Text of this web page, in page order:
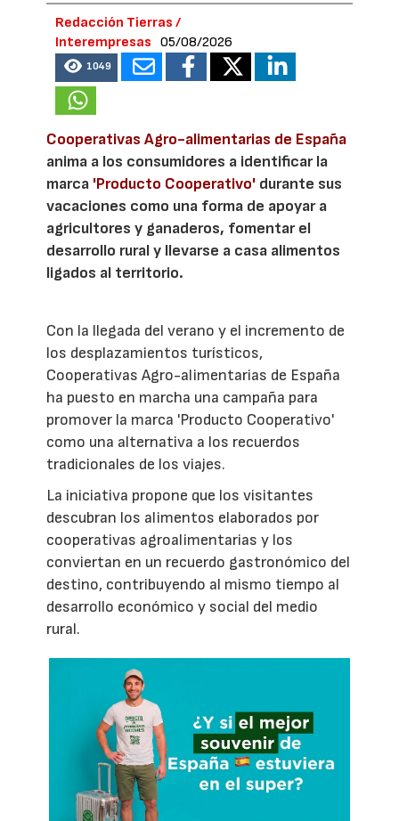
Redacción Tierras /
Interempresas
05/08/2026
1049
Cooperativas Agro-alimentarias de España
anima a los consumidores a identificar la
marca 'Producto Cooperativo' durante sus
vacaciones como una forma de apoyar a
agricultores y ganaderos, fomentar el
desarrollo rural y llevarse a casa alimentos
ligados al territorio.
Con la llegada del verano y el incremento de
los desplazamientos turísticos,
Cooperativas Agro-alimentarias de España
ha puesto en marcha una campaña para
promover la marca 'Producto Cooperativo'
como una alternativa a los recuerdos
tradicionales de los viajes.
La iniciativa propone que los visitantes
descubran los alimentos elaborados por
cooperativas agroalimentarias y los
conviertan en un recuerdo gastronómico del
destino, contribuyendo al mismo tiempo al
desarrollo económico y social del medio
rural.